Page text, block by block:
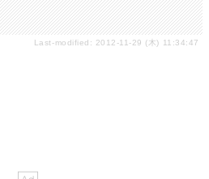
Last-modified: 2012-11-29 (木) 11:34:47